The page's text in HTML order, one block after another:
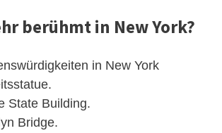
berühmt in New York?
in New York
State Building.
Bridge.